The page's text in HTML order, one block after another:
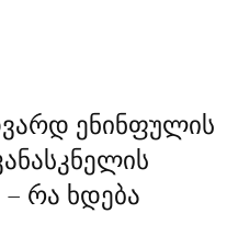
ენინფულის
რა ხდება